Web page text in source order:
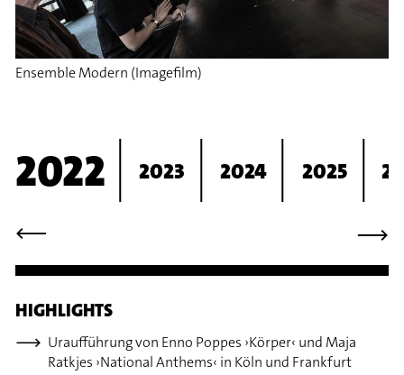
Ensemble Modern (Imagefilm)
⟶
2022 2023 2024 2025
⟶
HIGHLIGHTS
Uraufführung von Enno Poppes ›Körper‹ und Maja
Ratkjes ›National Anthems‹ in Köln und Frankfurt